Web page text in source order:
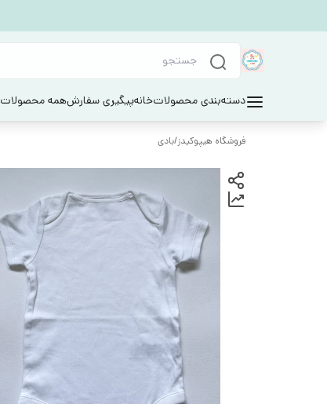
دسته‌بندی محصولاتخانهپیگیری سفارشهمه محصولات
فروشگاه هیپوکیدز/بادی